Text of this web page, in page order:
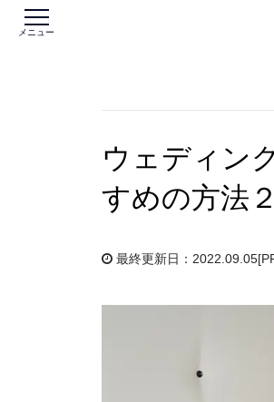
メニュー
ウェディン
すめの方法
最終更新日：2022.09.05